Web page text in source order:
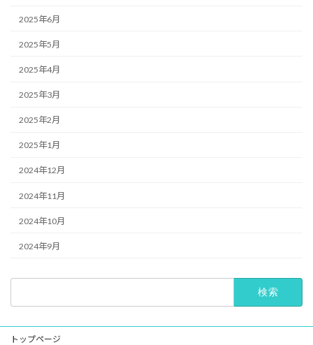
2025年6月
2025年5月
2025年4月
2025年3月
2025年2月
2025年1月
2024年12月
2024年11月
2024年10月
2024年9月
トップページ